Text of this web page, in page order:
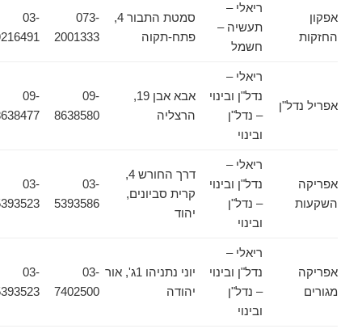
אפקון
החזקות
ריאלי –
תעשיה –
חשמל
סמטת התבור 4,
פתח-תקוה
073-
2001333
03-
9216491
אפריל נדל"ן
ריאלי –
נדל"ן ובינוי
– נדל"ן
ובינוי
אבא אבן 19,
הרצליה
09-
8638580
09-
8638477
אפריקה
השקעות
ריאלי –
נדל"ן ובינוי
– נדל"ן
ובינוי
דרך החורש 4,
קרית סביונים,
יהוד
03-
5393586
03-
5393523
אפריקה
מגורים
ריאלי –
נדל"ן ובינוי
– נדל"ן
ובינוי
יוני נתניהו 1ג', אור
יהודה
03-
7402500
03-
5393523